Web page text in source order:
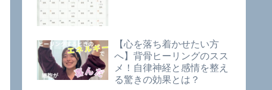
【心を落ち着かせたい方
へ】背骨ヒーリングのスス
メ！自律神経と感情を整え
る驚きの効果とは？